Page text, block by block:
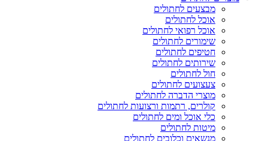
מבצעים לחתולים
אוכל לחתולים
אוכל רפואי לחתולים
שימורים לחתולים
חטיפים לחתולים
שירותים לחתולים
חול לחתולים
צעצועים לחתולים
מוצרי הדברה לחתולים
קולרים, רתמות ורצועות לחתולים
כלי אוכל ומים לחתולים
מיטות לחתולים
מנשאים וכלובים לחתולים